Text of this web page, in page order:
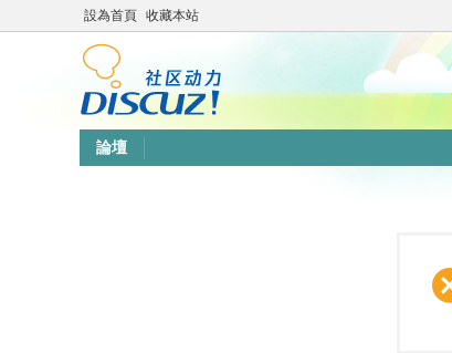
設為首頁 收藏本站
論壇